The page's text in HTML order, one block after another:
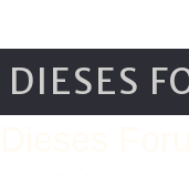
DIESES